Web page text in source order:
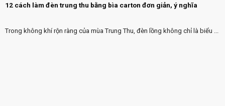
12 cách làm đèn trung thu bằng bìa carton đơn giản, ý nghĩa
Trong không khí rộn ràng của mùa Trung Thu, đèn lồng không chỉ là biểu ...